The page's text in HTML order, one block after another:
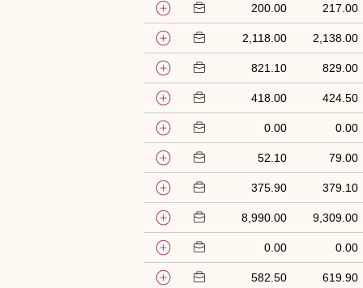
217.00
200.00
2,138.00
2,118.00
829.00
821.10
424.50
418.00
0.00
0.00
79.00
52.10
379.10
375.90
9,309.00
8,990.00
0.00
0.00
619.90
582.50